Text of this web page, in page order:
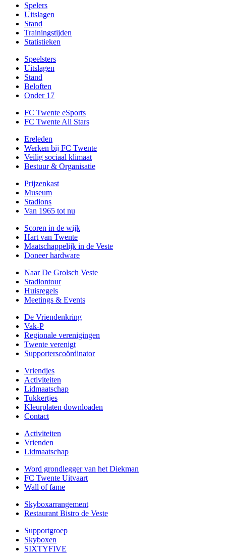
Spelers
Uitslagen
Stand
Trainingstijden
Statistieken
Speelsters
Uitslagen
Stand
Beloften
Onder 17
FC Twente eSports
FC Twente All Stars
Ereleden
Werken bij FC Twente
Veilig sociaal klimaat
Bestuur & Organisatie
Prijzenkast
Museum
Stadions
Van 1965 tot nu
Scoren in de wijk
Hart van Twente
Maatschappelijk in de Veste
Doneer hardware
Naar De Grolsch Veste
Stadiontour
Huisregels
Meetings & Events
De Vriendenkring
Vak-P
Regionale verenigingen
Twente verenigt
Supporterscoördinator
Vriendjes
Activiteiten
Lidmaatschap
Tukkertjes
Kleurplaten downloaden
Contact
Activiteiten
Vrienden
Lidmaatschap
Word grondlegger van het Diekman
FC Twente Uitvaart
Wall of fame
Skyboxarrangement
Restaurant Bistro de Veste
Supportgroep
Skyboxen
SIXTYFIVE